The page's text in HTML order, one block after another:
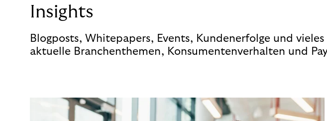
Insights
Blogposts, Whitepapers, Events, Kundenerfolge und
aktuelle Branchenthemen, Konsumentenverhalten und